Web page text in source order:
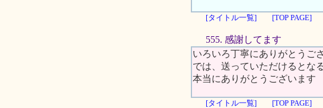
[タイトル一覧]
[TOP PAGE]
555. 感謝してます
いろいろ丁寧にありがとうご
では、送っていただけるとな
本当にありがとうございます
[タイトル一覧] [TOP PAGE]